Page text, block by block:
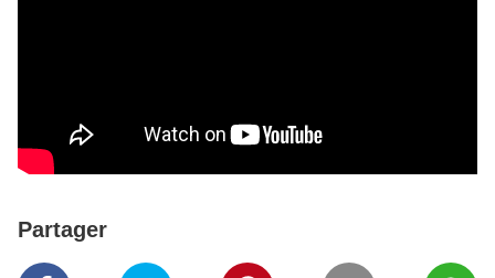
Partager